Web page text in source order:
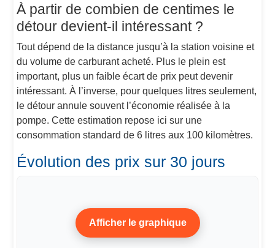
À partir de combien de centimes le
détour devient-il intéressant ?
Tout dépend de la distance jusqu’à la station voisine et
du volume de carburant acheté. Plus le plein est
important, plus un faible écart de prix peut devenir
intéressant. À l’inverse, pour quelques litres seulement,
le détour annule souvent l’économie réalisée à la
pompe. Cette estimation repose ici sur une
consommation standard de 6 litres aux 100 kilomètres.
Évolution des prix sur 30 jours
Afficher le graphique